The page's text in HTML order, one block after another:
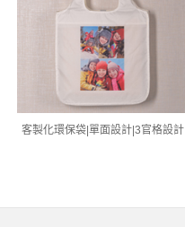
客製化環保袋|單面設計|3官格設計